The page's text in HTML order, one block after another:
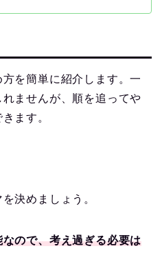
を簡単に紹介します。一
ませんが、順を追ってや
ます。
決めましょう。
ので、考え過ぎる必要は